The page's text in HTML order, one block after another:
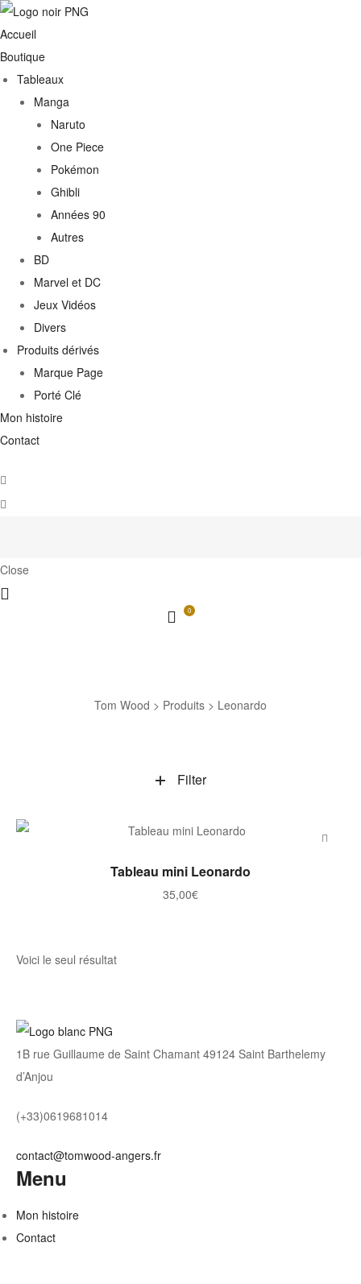
Accueil
Boutique
Tableaux
Manga
Naruto
One Piece
Pokémon
Ghibli
Années 90
Autres
BD
Marvel et DC
Jeux Vidéos
Divers
Produits dérivés
Marque Page
Porté Clé
Mon histoire
Contact
Close
0
Tom Wood > Produits > Leonardo
Filter
AJOUTER AU PANIER
Tableau mini Leonardo
35,00€
Voici le seul résultat
1B rue Guillaume de Saint Chamant 49124 Saint Barthelemy
d’Anjou
(+33)0619681014
contact@tomwood-angers.fr
Menu
Mon histoire
Contact